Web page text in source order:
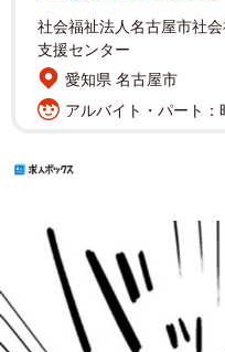
社会福祉法人名古屋市社
支援センター
愛知県 名古屋市
アルバイト・パート：